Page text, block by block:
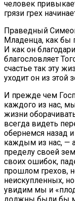
человек
грязи грех
Праведный
Младенца, как бы
И как он
благословляет
счастье так эту
уходит он из этой
И прежде чем
каждого из нас,
жизни
всегда видеть
обернемся назад
каждым из нас, —
пределу своей
своих ошибок,
прошлом грехов,
неискупленных,
увидим мы и